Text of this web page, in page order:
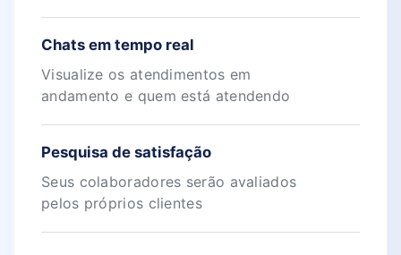
Chats em tempo real
Visualize os atendimentos em
andamento e quem está atendendo
Pesquisa de satisfação
Seus colaboradores serão avaliados
pelos próprios clientes